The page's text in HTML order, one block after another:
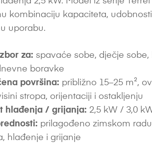
kombinaciju kapaciteta,
uporabu.
za: spavaće sobe, dječje
boravke
površina: približno 15–25 m²,
stropa, orijentaciji i ostakljenju
hlađenja / grijanja: 2,5 kW / 3,0
prilagođeno zimskom
hlađenje i grijanje